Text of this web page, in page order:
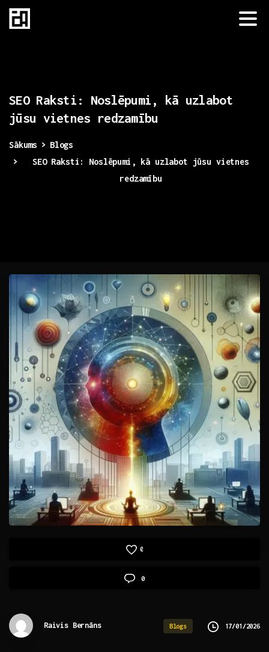
SEO Raksti: Noslēpumi, kā uzlabot
jūsu vietnes redzamību
Sākums
Blogs
SEO Raksti: Noslēpumi, kā uzlabot jūsu vietnes
redzamību
0
0
Raivis Bernāns Blogs 17/01/2026